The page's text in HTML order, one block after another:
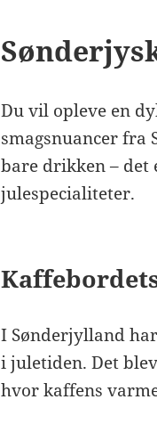
Du vil opleve en
smagsnuancer fra
bare drikken – det
julespecialiteter.
I Sønderjylland
i juletiden. Det
hvor kaffens